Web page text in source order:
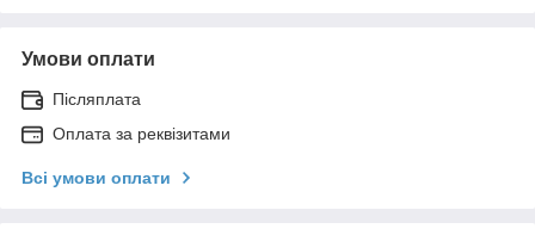
Умови оплати
Післяплата
Оплата за реквізитами
Всі умови оплати